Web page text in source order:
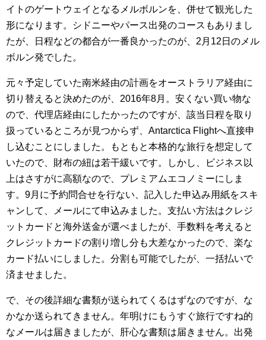
イトのゲートウェイとなるメルボルンを、併せて観光した
形になります。シドニーやパース出発のコースもありまし
たが、日程などの都合が一番良かったのが、2月12日のメル
ボルン発でした。
元々予定していた南米経由の計画をオーストラリア経由に
切り替えると決めたのが、2016年8月。安くない買い物な
ので、代理店経由にしたかったのですが、該当日程を取り
扱っているところが見つからず、Antarctica Flightへ直接申
し込むことにしました。もともと本格的な旅行を想定して
いたので、財布の紐は若干緩いです。しかし、ビジネス以
上はさすがに高額なので、プレミアムエコノミーにしま
す。9月に予約問合せを行ない、記入した申込み用紙をスキ
ャンして、メールにて申込みました。支払い方法はクレジ
ットカードと海外送金が選べましたが、手数料を考えると
クレジットカードの割り増し分も大差なかったので、楽な
カード払いにしました。分割も可能でしたが、一括払いで
済ませました。
で、その後詳細な書類が送られてくるはずなのですが、な
かなか送られてきません。年明けにもうすぐ旅行ですね的
なメールは届きましたが、肝心な書類は届きません。出発